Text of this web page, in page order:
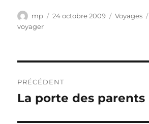
Auteur
mp
Publié
24 octobre 2009 Catégories
Voyages
voyager
de
PRÉCÉDENT
Publication
La porte des parents